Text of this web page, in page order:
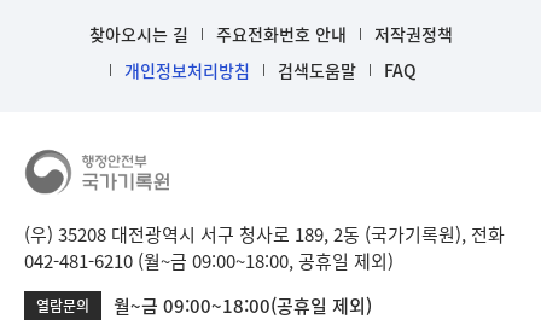
찾아오시는 길 주요전화번호 안내
저작권정책
개인정보처리방침
검색도움말 FAQ
(우) 35208 대전광역시 서구 청사로 189, 2동 (국가기록원), 전화
042-481-6210 (월~금 09:00~18:00, 공휴일 제외)
열람문의 월~금 09:00~18:00(공휴일 제외)